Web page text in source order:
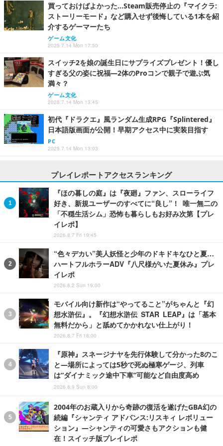
買っておけばよかった…Steam販売停止の『マイクラ:
ストーリーモード』など購入せず後悔している1本を紹
介するゲーマーたち
ゲーム文化
2025.7.14 Mon 17:50
スイッチ2を娘の誕生日にサプライズプレゼント！優し
すぎる父の姿に祝福―2体のProコンで親子で遊ぶ気
満々？
ゲーム文化
2025.7.14 Mon 13:45
初代『ドラクエ』風ランダム生成RPG『Splintered』
日本語版画面が公開！早期アクセス中に実装目指す
PC
2025.7.14 Mon 13:03
プレイレポートアクセスランキング
『ほの暮しの庭』は『夜廻』ファン、スローライフ
好き、新規ユーザーのすべてに“良し”！ 唯一無二の
「不穏生活シム」恐怖も暮らしもお好み次第【プレ
イレポ】
2026.8.7 Fri 19:45
“色々デカい”美人妖怪と少年のドキドキなひと夏…
ハートフルホラーADV『八尺様がいた夏休み』プレ
イレポ
2026.8.2 Sun 19:00
モバイル向け新作は“やってること”がちゃんと『幻
想水滸伝』。『幻想水滸伝 STAR LEAP』は「基本
無料だから」と舐めてかかれない仕上がり！
2026.8.7 Fri 18:00
『原神』スネージナヤを先行体験して分かった8のこ
と―場所によっては5秒で死ぬ極寒ゲージ、列車
は“ダイナミック途中下車”可能など自由度高め
2026.8.9 Sun 8:00
2004年のお蔵入りから奇跡の復活を遂げたGBA幻の
続編『シャンティ アドバンス:リスキィ レボリュー
ション』―シャンティの可愛さもアクションも健
在！スイッチ版プレイレポ